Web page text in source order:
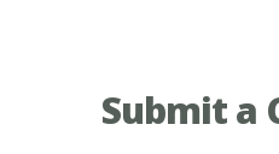
Submit a